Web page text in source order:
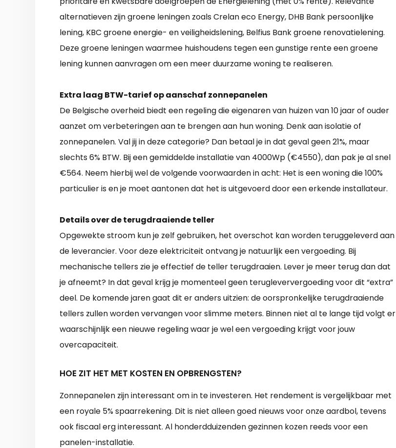
alternatieven zijn groene leningen zoals Crelan eco Energy, DHB Bank persoonlijke
lening, KBC groene energie- en veiligheidslening, Belfius Bank groene renovatielening.
Deze groene leningen waarmee huishoudens tegen een gunstige rente een groene
lening kunnen aanvragen om een meer duurzame woning te realiseren.
Extra laag BTW-tarief op aanschaf zonnepanelen
De Belgische overheid biedt een regeling die eigenaren van huizen van 10 jaar of ouder
aanzet om verbeteringen aan te brengen aan hun woning. Denk aan isolatie of
zonnepanelen. Val jij in deze categorie? Dan betaal je in dat geval geen 21%, maar
slechts 6% BTW. Bij een gemiddelde installatie van 4000Wp (€4550), dan pak je al snel
€564. Neem hierbij wel de volgende voorwaarden in acht: Het is een woning die 100%
particulier is en je moet aantonen dat het is uitgevoerd door een erkende installateur.
Details over de terugdraaiende teller
Opgewekte stroom kun je zelf gebruiken, het overschot kan worden teruggeleverd aan
de leverancier. Voor deze elektriciteit ontvang je natuurlijk een vergoeding. Bij
mechanische tellers zie je effectief de teller terugdraaien. Lever je meer terug dan dat
je afneemt? In dat geval krijg je momenteel geen terugleververgoeding voor dit “extra”
deel. De komende jaren gaat dit er anders uitzien: de oorspronkelijke terugdraaiende
tellers zullen worden vervangen voor slimme meters. Binnen niet al te lange tijd volgt er
waarschijnlijk een nieuwe regeling waar je wel een vergoeding krijgt voor jouw
overcapaciteit.
HOE ZIT HET MET KOSTEN EN OPBRENGSTEN?
Zonnepanelen zijn interessant om in te investeren. Het rendement is vergelijkbaar met
een royale 5% spaarrekening. Dit is niet alleen goed nieuws voor onze aardbol, tevens
ook fiscaal erg interessant. Al honderdduizenden gezinnen kozen reeds voor een
panelen-installatie.